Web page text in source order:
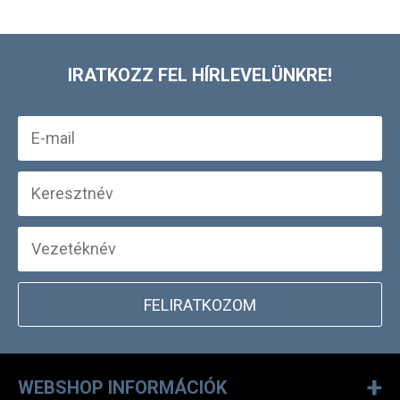
IRATKOZZ FEL HÍRLEVELÜNKRE!
FELIRATKOZOM
WEBSHOP INFORMÁCIÓK +